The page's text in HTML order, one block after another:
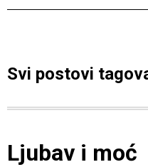
Svi postovi
Ljubav i moć